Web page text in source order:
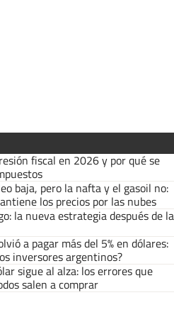
fiscal en 2026 y por qué se
baja, pero la nafta y el gasoil no:
los precios por las nubes
la nueva estrategia después de la
a pagar más del 5% en dólares:
inversores argentinos?
sigue al alza: los errores que
salen a comprar